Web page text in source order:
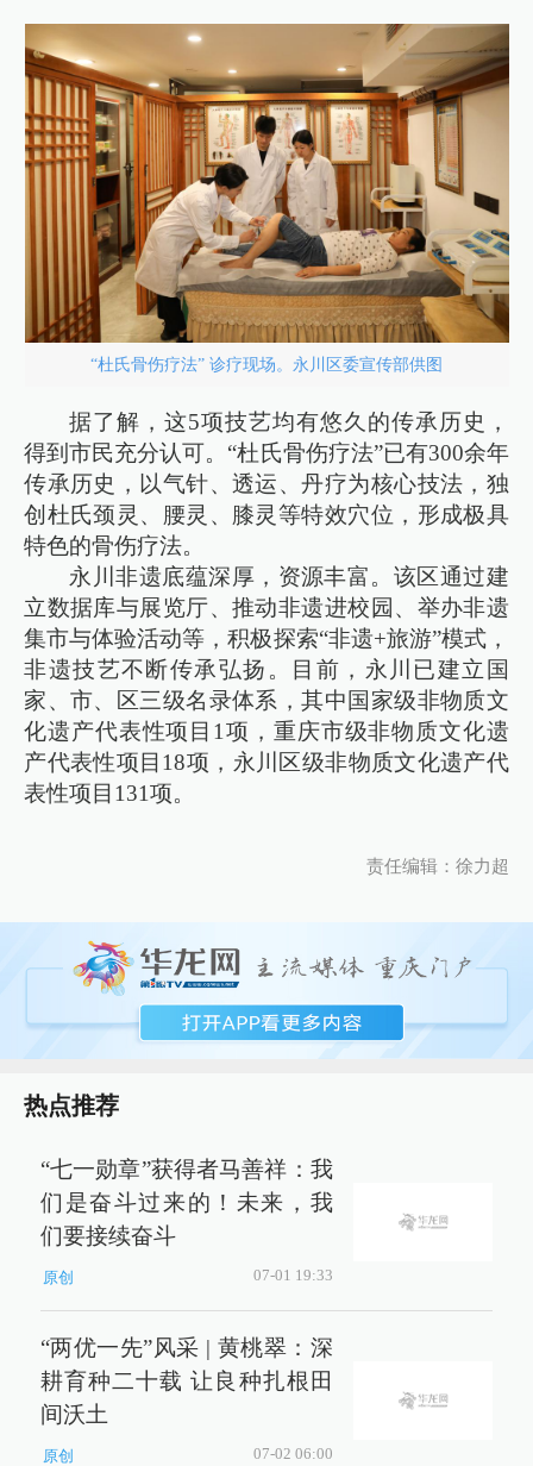
“杜氏骨伤疗法” 诊疗现场。永川区委宣传部供图
据了解，这5项技艺均有悠久的传承历史，
得到市民充分认可。“杜氏骨伤疗法”已有300余年
传承历史，以气针、透运、丹疗为核心技法，独
创杜氏颈灵、腰灵、膝灵等特效穴位，形成极具
特色的骨伤疗法。
永川非遗底蕴深厚，资源丰富。该区通过建
立数据库与展览厅、推动非遗进校园、举办非遗
集市与体验活动等，积极探索“非遗+旅游”模式，
非遗技艺不断传承弘扬。目前，永川已建立国
家、市、区三级名录体系，其中国家级非物质文
化遗产代表性项目1项，重庆市级非物质文化遗
产代表性项目18项，永川区级非物质文化遗产代
表性项目131项。
责任编辑：徐力超
热点推荐
“七一勋章”获得者马善祥：我
们是奋斗过来的！未来，我
们要接续奋斗
原创 07-01 19:33
“两优一先”风采 | 黄桃翠：深
耕育种二十载 让良种扎根田
间沃土
原创 07-02 06:00